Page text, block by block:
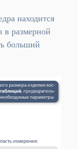
находится
в размерной
больший